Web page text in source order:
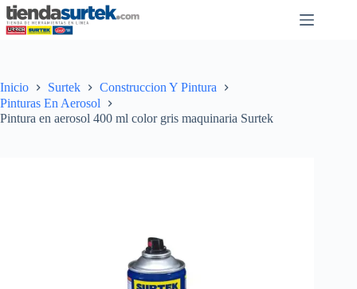
Saltar
al
contenido
Inicio Surtek
Construccion Y Pintura
Pinturas En Aerosol
Pintura en aerosol 400 ml color gris maquinaria Surtek